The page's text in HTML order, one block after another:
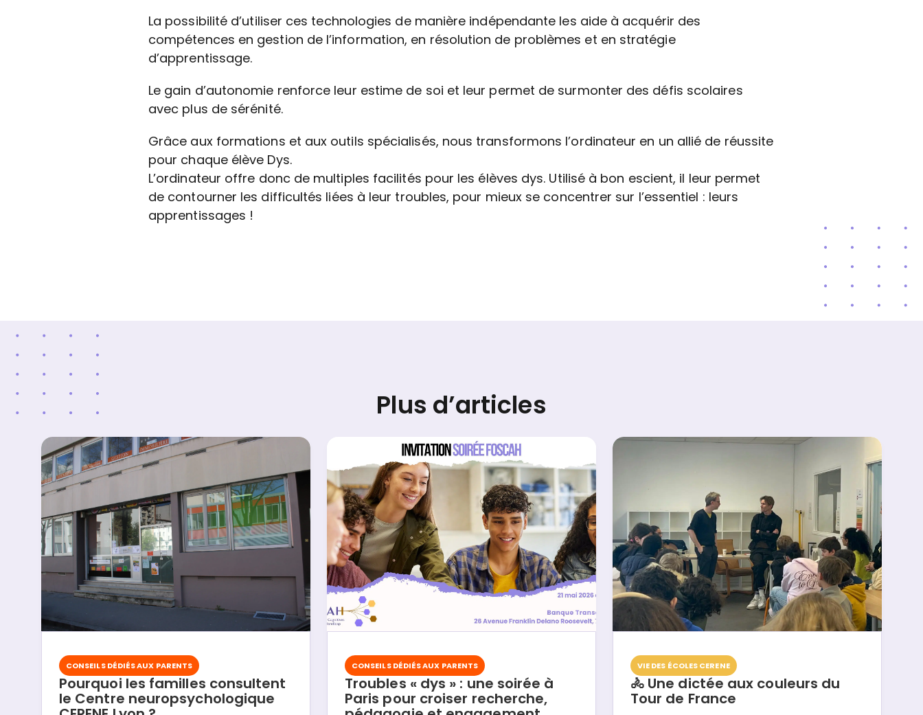
La possibilité d’utiliser ces technologies de manière indépendante les aide à acquérir des
compétences en gestion de l’information, en résolution de problèmes et en stratégie
d’apprentissage.
Le gain d’autonomie renforce leur estime de soi et leur permet de surmonter des défis scolaires
avec plus de sérénité.
Grâce aux formations et aux outils spécialisés, nous transformons l’ordinateur en un allié de réussite
pour chaque élève Dys.
L’ordinateur offre donc de multiples facilités pour les élèves dys. Utilisé à bon escient, il leur permet
de contourner les difficultés liées à leur troubles, pour mieux se concentrer sur l’essentiel : leurs
apprentissages !
Plus d’articles
CONSEILS DÉDIÉS AUX PARENTS
Pourquoi les familles consultent
le Centre neuropsychologique
CONSEILS DÉDIÉS AUX PARENTS
Troubles « dys » : une soirée à
Paris pour croiser recherche,
VIE DES ÉCOLES CERENE
🚴 Une dictée aux couleurs du
Tour de France